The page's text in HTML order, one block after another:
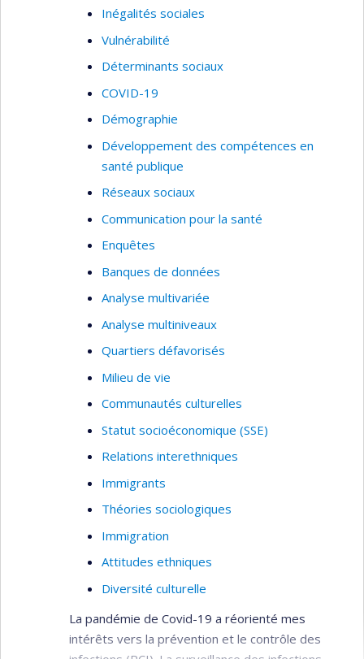
Inégalités sociales
Vulnérabilité
Déterminants sociaux
COVID-19
Démographie
Développement des compétences en
santé publique
Réseaux sociaux
Communication pour la santé
Enquêtes
Banques de données
Analyse multivariée
Analyse multiniveaux
Quartiers défavorisés
Milieu de vie
Communautés culturelles
Statut socioéconomique (SSE)
Relations interethniques
Immigrants
Théories sociologiques
Immigration
Attitudes ethniques
Diversité culturelle
La pandémie de Covid-19 a réorienté mes
intérêts vers la prévention et le contrôle des